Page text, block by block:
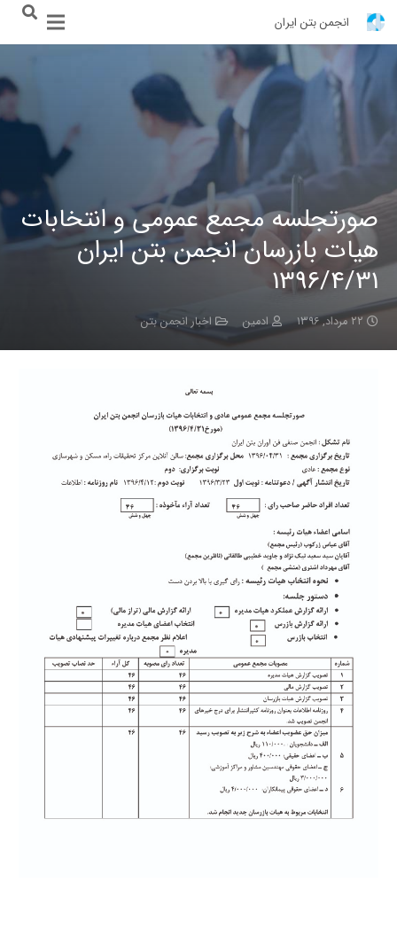
انجمن بتن ایران
صورتجلسه مجمع عمومی و انتخابات
هیات بازرسان انجمن بتن ایران
1396/4/31
۲۲ مرداد, ۱۳۹۶ ادمین اخبار انجمن بتن